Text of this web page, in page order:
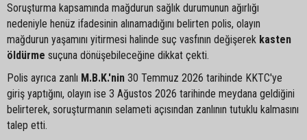
Soruşturma kapsamında mağdurun sağlık durumunun ağırlığı
nedeniyle henüz ifadesinin alınamadığını belirten polis, olayın
mağdurun yaşamını yitirmesi halinde suç vasfının değişerek kasten
öldürme suçuna dönüşebileceğine dikkat çekti.
Polis ayrıca zanlı M.B.K.'nin 30 Temmuz 2026 tarihinde KKTC'ye
giriş yaptığını, olayın ise 3 Ağustos 2026 tarihinde meydana geldiğini
belirterek, soruşturmanın selameti açısından zanlının tutuklu kalmasını
talep etti.